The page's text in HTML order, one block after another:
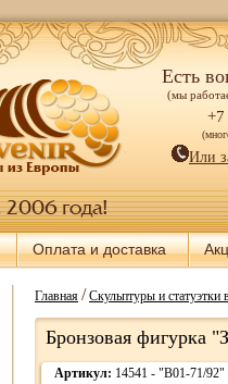
Есть
(мы
+7
Или
Оплата и доставка
Главная/Скульптуры и статуэтки
Бронзовая фигурка
Артикул: 14541 - "В01-71/92"